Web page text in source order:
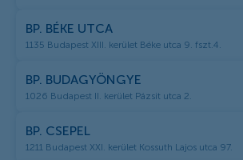
BP. BÉKE UTCA
1135 Budapest XIII. kerület Béke utca 9. fszt.4.
BP. BUDAGYÖNGYE
1026 Budapest II. kerület Pázsit utca 2.
BP. CSEPEL
1211 Budapest XXI. kerület Kossuth Lajos utca 97.